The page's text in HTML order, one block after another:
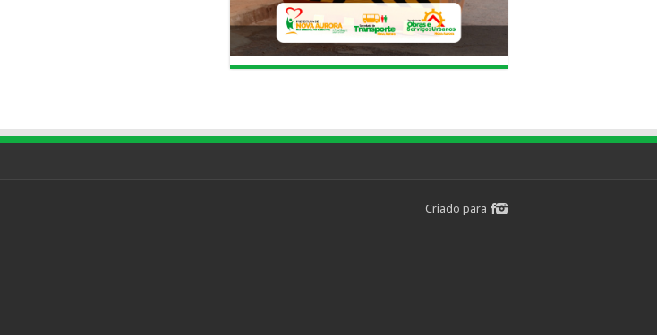
Criado para